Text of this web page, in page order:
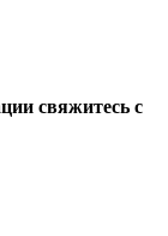
свяжитесь с